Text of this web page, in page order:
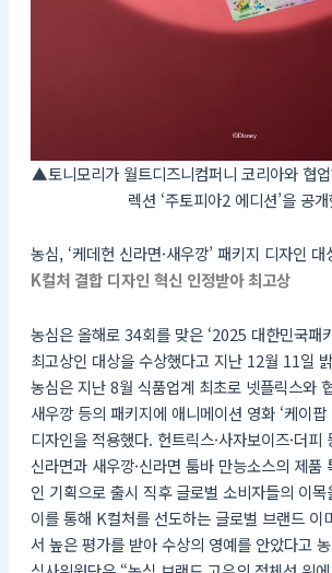
▲토니모리가 월트디즈니컴퍼니 코리아와 협
렉션 ‘주토피아2 에디션’을 공
농심, ‘케데헌 신라면·새우깡’ 패키지 디자인 대
K컬처 결합 디자인 혁신 인정받아 최고상
농심은 올해로 34회를 맞은 ‘2025 대한민국패
최고상인 대상을 수상했다고 지난 12월 11일
농심은 지난 8월 식품업계 최초로 넷플릭스와
새우깡 등의 패키지에 애니메이션 영화 ‘케이팝
디자인을 적용했다. 헌트릭스·사자보이즈·더
신라면과 새우깡·신라면 툼바 만능소스의 제품
인 기획으로 출시 직후 글로벌 소비자들의 이목
이를 통해 K컬처를 선도하는 글로벌 브랜드 이
서 높은 평가를 받아 수상의 영예를 안았다고